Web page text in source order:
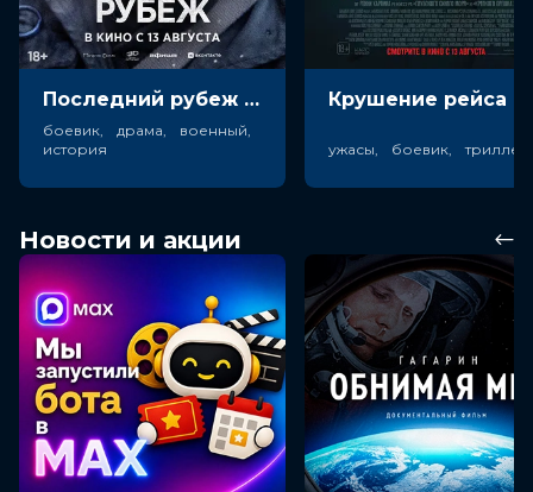
Последний рубеж (18+)
боевик, драма, военный,
история
ужасы, боевик, триллер
Новости и акции